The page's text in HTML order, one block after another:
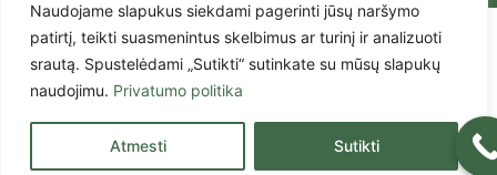
Naudojame slapukus siekdami pagerinti jūsų naršymo
patirtį, teikti suasmenintus skelbimus ar turinį ir analizuoti
srautą. Spustelėdami „Sutikti“ sutinkate su mūsų slapukų
naudojimu. Privatumo politika
Atmesti Sutikti